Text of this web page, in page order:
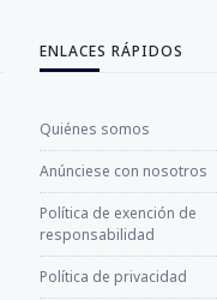
ENLACES RÁPIDOS
Quiénes somos
Anúnciese con nosotros
Política de exención de
responsabilidad
Política de privacidad